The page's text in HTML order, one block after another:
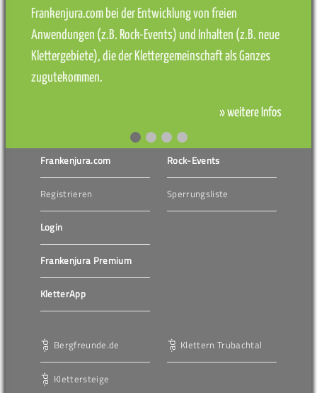
Frankenjura.com bei der Entwicklung von freien
Anwendungen (z.B. Rock-Events) und Inhalten (z.B. neue
Klettergebiete), die der Klettergemeinschaft als Ganzes
zugutekommen.
» weitere Infos
Frankenjura.com
Registrieren
Login
Frankenjura Premium
KletterApp
Rock-Events
Sperrungsliste
Bergfreunde.de
Klettersteige
Klettern Trubachtal